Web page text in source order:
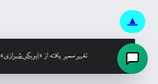
▲
تغییرمسیر یافته از «ابوبكر شيرازى»